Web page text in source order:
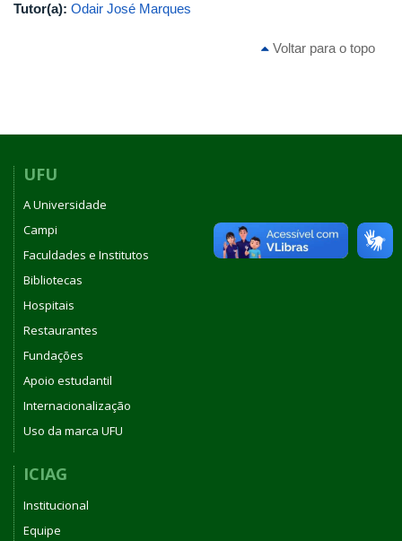
Tutor(a): Odair José Marques
Voltar para o topo
UFU
A Universidade
Campi
Faculdades e Institutos
Bibliotecas
Hospitais
Restaurantes
Fundações
Apoio estudantil
Internacionalização
Uso da marca UFU
ICIAG
Institucional
Equipe